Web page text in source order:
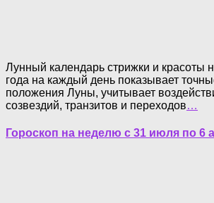
Лунный календарь стрижки и красоты
года на каждый день показывает
положения Луны, учитывает
созвездий, транзитов и переходов…
Гороскоп на неделю с 31 июля по 6